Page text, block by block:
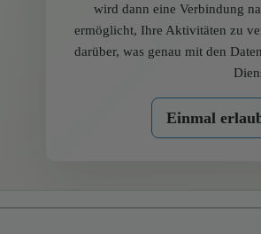
wird dann eine Verbindung
ermöglicht, Ihre Aktivitäten zu
darüber, was genau mit den
Einmal